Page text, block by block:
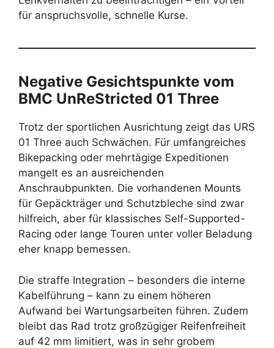
für anspruchsvolle, schnelle Kurse.
Negative Gesichtspunkte vom
BMC UnReStricted 01 Three
Trotz der sportlichen Ausrichtung zeigt das URS
01 Three auch Schwächen. Für umfangreiches
Bikepacking oder mehrtägige Expeditionen
mangelt es an ausreichenden
Anschraubpunkten. Die vorhandenen Mounts
für Gepäckträger und Schutzbleche sind zwar
hilfreich, aber für klassisches Self-Supported-
Racing oder lange Touren unter voller Beladung
eher knapp bemessen.
Die straffe Integration – besonders die interne
Kabelführung – kann zu einem höheren
Aufwand bei Wartungsarbeiten führen. Zudem
bleibt das Rad trotz großzügiger Reifenfreiheit
auf 42 mm limitiert, was in sehr grobem